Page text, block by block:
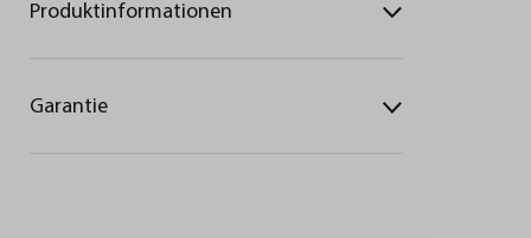
Produktinformationen
Garantie